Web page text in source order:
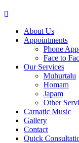
About Us
Appointments
Phone
Face to
Our Services
Muhurtalu
Homam
Japam
Other
Carnatic Music
Gallery
Contact
Quick